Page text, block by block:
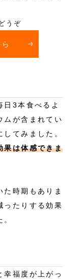
うぞ
日3本食べるよ
ムが含まれてい
てみました。
果は体感できま
時期もありま
ったりする効果
幸福度が上がっ